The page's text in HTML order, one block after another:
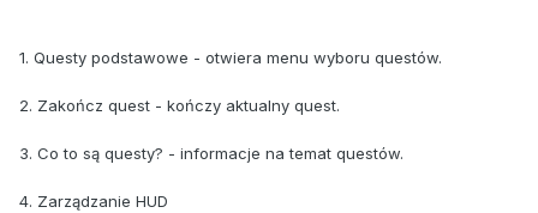
1. Questy podstawowe - otwiera menu wyboru questów.
2. Zakończ quest - kończy aktualny quest.
3. Co to są questy? - informacje na temat questów.
4. Zarządzanie HUD